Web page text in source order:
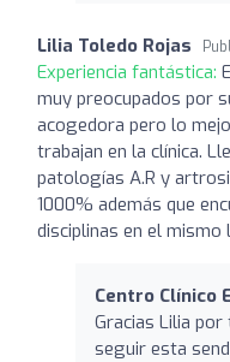
Lilia Toledo Rojas
Experiencia fantástica:
muy preocupados por
acogedora pero lo
trabajan en la clínica.
patologías A.R y
1000% además que
disciplinas en el
Centro Clínico
Gracias Lilia
seguir esta